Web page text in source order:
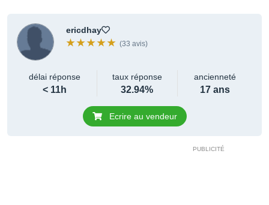
ericdhay
(33 avis)
délai réponse
< 11h
taux réponse
32.94%
ancienneté
17 ans
Ecrire au vendeur